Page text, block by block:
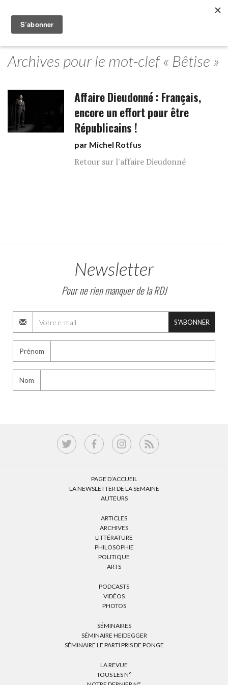
Archives pour le mot-clef « Bêtise »
Affaire Dieudonné : Français,
encore un effort pour être
Républicains !
par Michel Rotfus
Retour sur l'affaire Dieudonné
Newsletter
Pour ne rien manquer de la RDJ
S'ABONNER
Prénom
Nom
PAGE D’ACCUEIL
LA NEWSLETTER DE LA SEMAINE
AUTEURS
ARTICLES
ARCHIVES
LITTÉRATURE
PHILOSOPHIE
POLITIQUE
ARTS
PODCASTS
VIDÉOS
PHOTOS
SÉMINAIRES
SÉMINAIRE HEIDEGGER
SÉMINAIRE LE PARTI PRIS DE PONGE
LA REVUE
TOUS LES N°